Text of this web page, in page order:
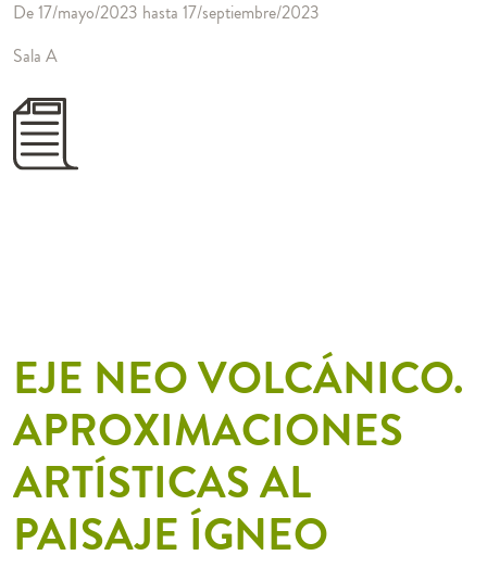
De 17/mayo/2023 hasta 17/septiembre/2023
Sala A
EJE NEO VOLCÁNICO.
APROXIMACIONES
ARTÍSTICAS AL
PAISAJE ÍGNEO